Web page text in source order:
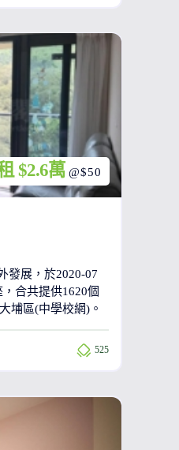
發展，於2020-07
合共提供1620個
埔區(中學校網)。
525
$2.6萬 @$50